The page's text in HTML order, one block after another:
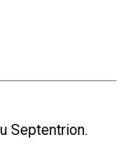
Septentrion.